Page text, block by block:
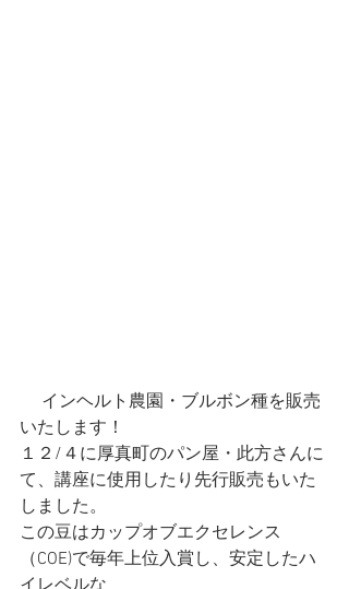
いたします！
１２/４に厚真町のパン屋・此方さんに
て、講座に使用したり先行販売もいた
しました。
この豆はカップオブエクセレンス
（COE)で毎年上位入賞し、安定したハ